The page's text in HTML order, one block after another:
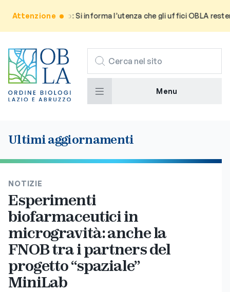
AttenzioneAvviso: Si informa l’utenza che gli uffici OBLA
CERCA
Menu
Ultimi aggiornamenti
NOTIZIE
Esperimenti
biofarmaceutici in
microgravità: anche la
FNOB tra i partners del
progetto “spaziale”
MiniLab